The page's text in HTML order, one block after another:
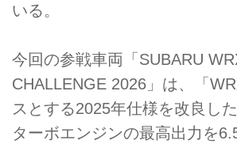
いる。
今回の参戦車両「SUBARU
CHALLENGE 2026」は、「
スとする2025年仕様を改良し
ターボエンジンの最高出力を